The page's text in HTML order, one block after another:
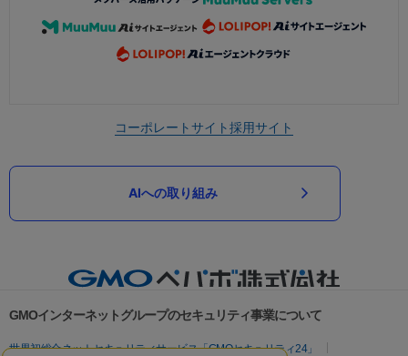
コーポレートサイト採用サイト
AIへの取り組み
GMOインターネットグループのセキュリティ事業について
世界初総合ネットセキュリティサービス「GMOセキュリティ24」